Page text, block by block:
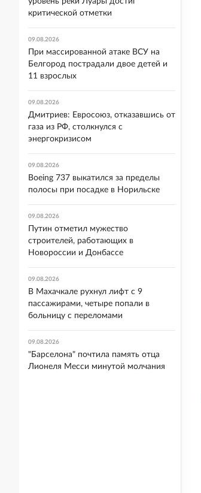
критической отметки
09.08.2026
При массированной атаке ВСУ на
Белгород пострадали двое детей и
11 взрослых
09.08.2026
Дмитриев: Евросоюз, отказавшись от
газа из РФ, столкнулся с
энергокризисом
09.08.2026
Boeing 737 выкатился за пределы
полосы при посадке в Норильске
09.08.2026
Путин отметил мужество
строителей, работающих в
Новороссии и Донбассе
09.08.2026
В Махачкале рухнул лифт с 9
пассажирами, четыре попали в
больницу с переломами
09.08.2026
"Барселона" почтила память отца
Лионеля Месси минутой молчания